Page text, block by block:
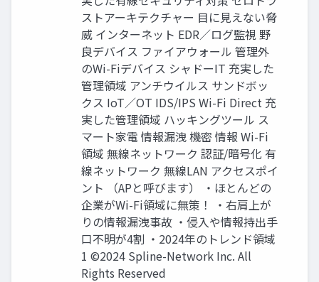
ストアーキテクチャー 目に見えない脅
威 インターネット EDR／ログ監視 野
良デバイス ファイアウォール 管理外
のWi-Fiデバイス シャドーIT 充実した
管理領域 アンチウイルス サンドボッ
クス IoT／OT IDS/IPS Wi-Fi Direct 充
実した管理領域 ハッキングツール ス
マート家電 情報漏洩 機密 情報 Wi-Fi
領域 無線ネットワーク 認証/暗号化 有
線ネットワーク 無線LAN アクセスポイ
ント （APと呼びます） ・ほとんどの
企業がWi-Fi領域に無策！ ・右肩上が
りの情報漏洩事故 ・侵入や情報持出手
口不明が4割 ・2024年のトレンド領域
1 ©2024 Spline-Network Inc. All
Rights Reserved